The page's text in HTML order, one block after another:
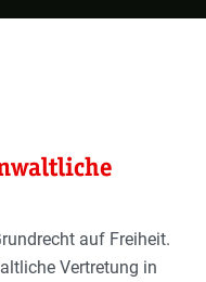
auf Freiheit.
Vertretung in